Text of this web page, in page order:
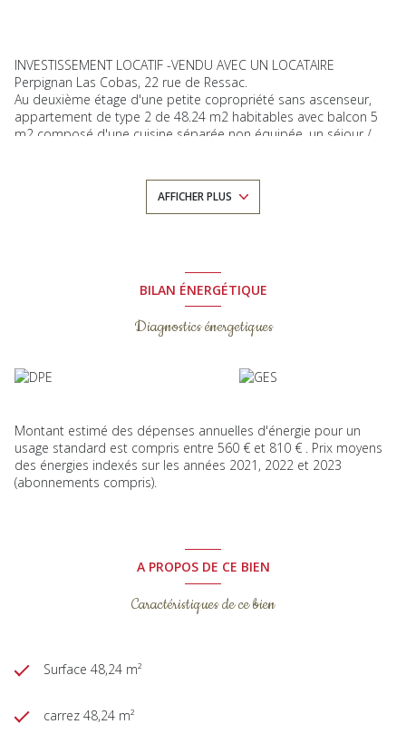
INVESTISSEMENT LOCATIF -VENDU AVEC UN LOCATAIRE
Perpignan Las Cobas, 22 rue de Ressac.
Au deuxième étage d'une petite copropriété sans ascenseur,
appartement de type 2 de 48.24 m2 habitables avec balcon 5
m2 composé d'une cuisine séparée non équipée, un séjour /
Appartement équipé de la fibre et avec une grande cave 7m2
Local à vélos à disposition dans l'immeuble.
Les informations sur les risques auxquels ce bien est exposé
sont disponibles sur le site Géorisques : www.georisques.gouv.fr
AFFICHER PLUS
BILAN ÉNERGÉTIQUE
Diagnostics énergetiques
Montant estimé des dépenses annuelles d'énergie pour un
usage standard est compris entre 560 € et 810 € . Prix moyens
des énergies indexés sur les années 2021, 2022 et 2023
(abonnements compris).
A PROPOS DE CE BIEN
Caractéristiques de ce bien
Surface 48,24 m²
carrez 48,24 m²